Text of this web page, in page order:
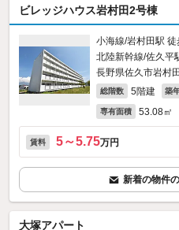
ビレッジハウス岩村田2号棟
小海線/岩村田駅
北陸新幹線/佐久平
長野県佐久市岩村
総階数 5階建 築
専有面積 53.08㎡
賃料 5～5.75万円
新着の物件
大塚アパート